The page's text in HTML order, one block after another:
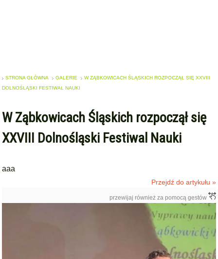
STRONA GŁÓWNA GALERIE
W ZĄBKOWICACH ŚLĄSKICH ROZPOCZĄŁ SIĘ XXVIII
DOLNOŚLĄSKI FESTIWAL NAUKI
W Ząbkowicach Śląskich rozpoczął się
XXVIII Dolnośląski Festiwal Nauki
aaa
Przejdź do artykułu »
przewijaj również za pomocą gestów